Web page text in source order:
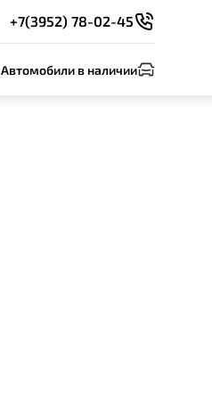
+7(3952) 78-02-45
Автомобили в наличии